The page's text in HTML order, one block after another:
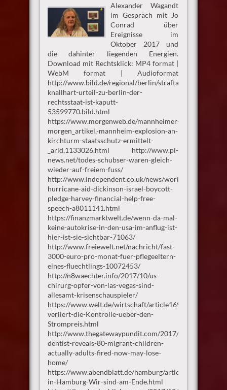
Alexander Wagandt
im Gespräch mit Jo
Conrad über
Ereignisse im
Oktober 2017 und
die dahinter liegenden Energien.
Download mit Rechtsklick: MP4 format |
WebM format | Audioformat
http://www.bild.de/regional/berlin/straftaten/
knallhart-urteil-zu-berlin-der-
rechtsstaat-ist-kaputt-
53599770.bild.html
https://www.morgenweb.de/mannheimer-
morgen_artikel,-mannheim-explosion-an-
kirchturm-staatsschutz-ermittelt-
_arid,1133026.html http://www.pi-
news.net/todes-schubser-waren-gleich-
wieder-auf-freiem-fuss/
http://www.independent.co.uk/news/world/americas/
hurricane-aid-dickinson-israel-boycott-
pledge-harvey-financial-help-free-
speech-a8011141.html
https://finanzmarktwelt.de/wenn-da-mal-
keine-autokrise-in-den-usa-im-anflug-ist-
hier-ist-sie-sichtbar-71063/
http://www.freiewelt.net/nachricht/fast-
3000-euro-pro-monat-fuer-pflegeeltern-
eines-fluechtlings-10072453/
http://n8waechter.info/2017/10/us-
chirurg-opfer-von-las-vegas-sind-
allesamt-krisenschauspieler/
https://www.welt.de/wirtschaft/article169420266/
verliert-die-Kontrolle-ueber-den-
Strompreis.html
http://www.thegatewaypundit.com/2017/10/swedish-
dentist-reveals-80-migrant-children-
actually-adults-fired-now-may-lose-
home/
https://www.abendblatt.de/hamburg/
in-Hamburg-Wir-sind-am-Ende.html